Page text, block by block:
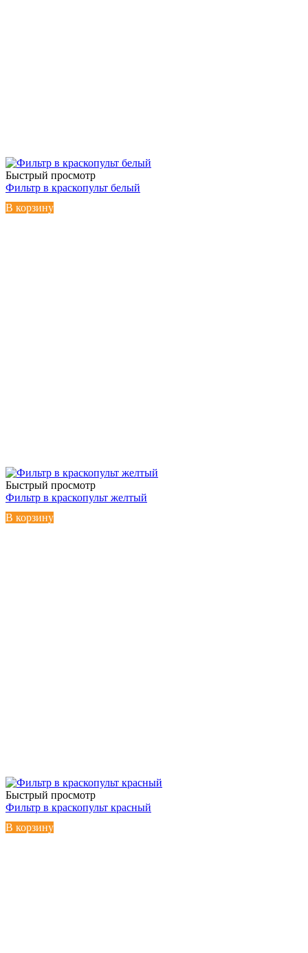
Быстрый просмотр
Фильтр в краскопульт белый
В корзину
Быстрый просмотр
Фильтр в краскопульт желтый
В корзину
Быстрый просмотр
Фильтр в краскопульт красный
В корзину